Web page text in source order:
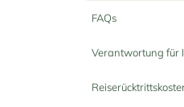
FAQs
Verantwortung für